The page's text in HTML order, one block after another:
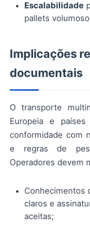
Escalabilidade
pallets
Implicações
documentais
O transporte
Europeia e
conformidade com
e regras de
Operadores devem
Conhecimentos
claros e
aceitas;